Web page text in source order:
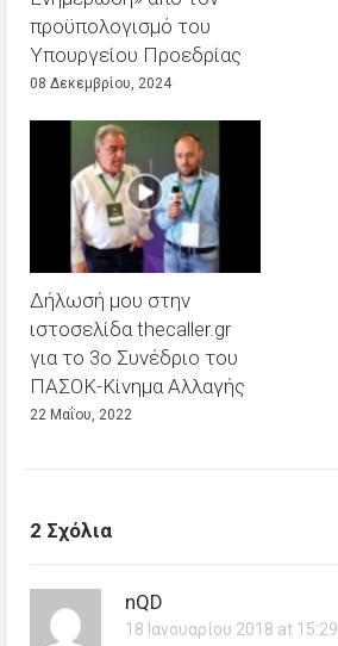
προϋπολογισμό του
Υπουργείου Προεδρίας
08 Δεκεμβρίου, 2024
Δήλωσή μου στην
ιστοσελίδα thecaller.gr
για το 3ο Συνέδριο του
ΠΑΣΟΚ-Κίνημα Αλλαγής
22 Μαΐου, 2022
2 Σχόλια
nQD
18 Ιανουαρίου 2018 at 15:29